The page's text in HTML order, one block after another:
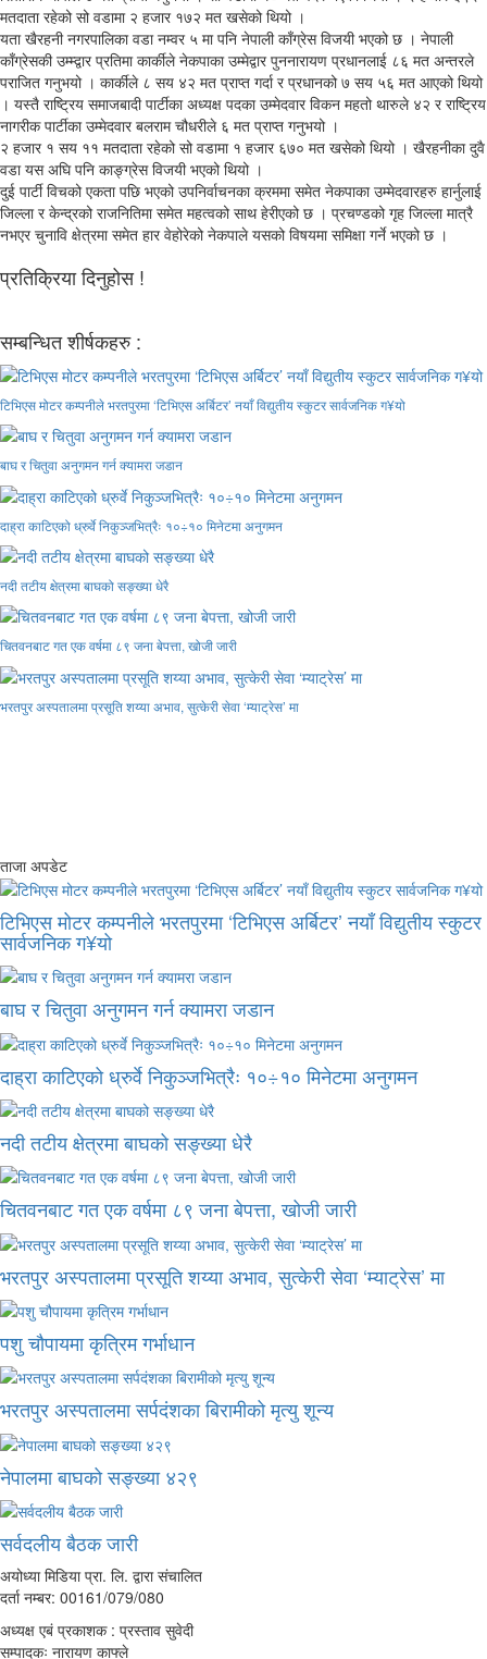
मतदाता रहेको सो वडामा २ हजार १७२ मत खसेको थियो ।
यता खैरहनी नगरपालिका वडा नम्वर ५ मा पनि नेपाली काँग्रेस विजयी भएको छ । नेपाली
काँग्रेसकी उम्म्द्वार प्रतिमा कार्कीले नेकपाका उम्मेद्वार पुननारायण प्रधानलाई ८६ मत अन्तरले
पराजित गनुभयो । कार्कीले ८ सय ४२ मत प्राप्त गर्दा र प्रधानको ७ सय ५६ मत आएको थियो
। यस्तै राष्ट्रिय समाजबादी पार्टीका अध्यक्ष पदका उम्मेदवार विकन महतो थारुले ४२ र राष्ट्रिय
नागरीक पार्टीका उम्मेदवार बलराम चौधरीले ६ मत प्राप्त गनुभयो ।
२ हजार १ सय ११ मतदाता रहेको सो वडामा १ हजार ६७० मत खसेको थियो । खैरहनीका दुवै
वडा यस अघि पनि काङ्ग्रेस विजयी भएको थियो ।
दुई पार्टी विचको एकता पछि भएको उपनिर्वाचनका क्रममा समेत नेकपाका उम्मेदवारहरु हार्नुलाई
जिल्ला र केन्द्रको राजनितिमा समेत महत्वको साथ हेरीएको छ । प्रचण्डको गृह जिल्ला मात्रै
नभएर चुनावि क्षेत्रमा समेत हार वेहोरेको नेकपाले यसको विषयमा समिक्षा गर्ने भएको छ ।
प्रतिक्रिया दिनुहोस !
सम्बन्धित शीर्षकहरु :
टिभिएस मोटर कम्पनीले भरतपुरमा ‘टिभिएस अर्बिटर’ नयाँ विद्युतीय स्कुटर सार्वजनिक ग¥यो
बाघ र चितुवा अनुगमन गर्न क्यामरा जडान
दाह्रा काटिएको ध्रुर्वे निकुञ्जभित्रैः १०÷१० मिनेटमा अनुगमन
नदी तटीय क्षेत्रमा बाघको सङ्ख्या धेरै
चितवनबाट गत एक वर्षमा ८९ जना बेपत्ता, खोजी जारी
भरतपुर अस्पतालमा प्रसूति शय्या अभाव, सुत्केरी सेवा ‘म्याट्रेस’ मा
ताजा अपडेट
टिभिएस मोटर कम्पनीले भरतपुरमा ‘टिभिएस अर्बिटर’ नयाँ विद्युतीय स्कुटर
सार्वजनिक ग¥यो
बाघ र चितुवा अनुगमन गर्न क्यामरा जडान
दाह्रा काटिएको ध्रुर्वे निकुञ्जभित्रैः १०÷१० मिनेटमा अनुगमन
नदी तटीय क्षेत्रमा बाघको सङ्ख्या धेरै
चितवनबाट गत एक वर्षमा ८९ जना बेपत्ता, खोजी जारी
भरतपुर अस्पतालमा प्रसूति शय्या अभाव, सुत्केरी सेवा ‘म्याट्रेस’ मा
पशु चौपायमा कृत्रिम गर्भाधान
भरतपुर अस्पतालमा सर्पदंशका बिरामीको मृत्यु शून्य
नेपालमा बाघको सङ्ख्या ४२९
सर्वदलीय बैठक जारी
अयोध्या मिडिया प्रा. लि. द्वारा संचालित
दर्ता नम्बर: 00161/079/080
अध्यक्ष एबं प्रकाशक : प्रस्ताव सुवेदी
सम्पादकः नारायण काफ्ले